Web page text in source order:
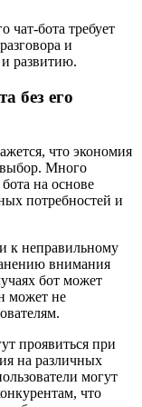
чат-бота требует
и
развитию.
без его
что экономия
Много
на основе
потребностей и
к неправильному
внимания
бот может
может не
проявиться при
на различных
могут
что